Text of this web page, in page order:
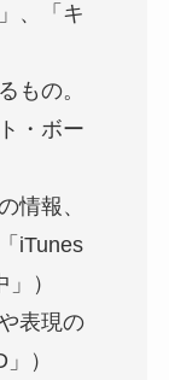
、「キ
もの。
・ボー
情報、
iTunes
）
表現の
）